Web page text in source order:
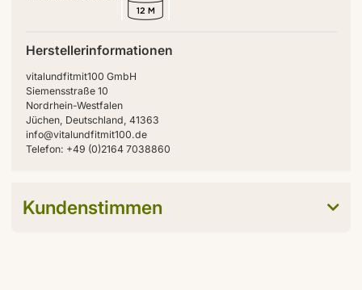
Herstellerinformationen
vitalundfitmit100 GmbH
Siemensstraße 10
Nordrhein-Westfalen
Jüchen, Deutschland, 41363
info@vitalundfitmit100.de
Telefon: +49 (0)2164 7038860
Kundenstimmen